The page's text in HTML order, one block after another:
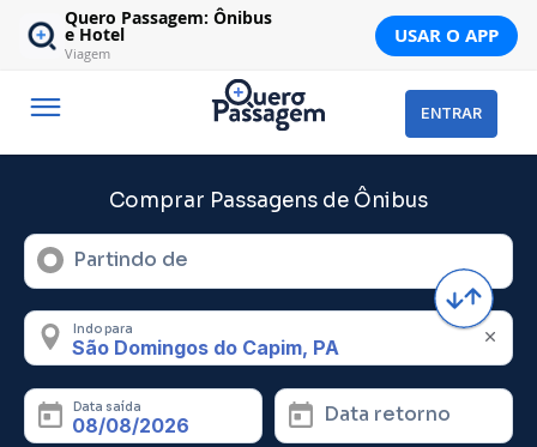
Quero Passagem: Ônibus
e Hotel
Viagem
USAR O APP
ENTRAR
Comprar Passagens de Ônibus
Partindo de
Indo para
Data saída Data retorno